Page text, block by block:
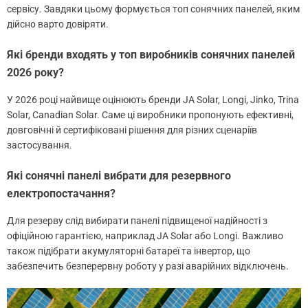
сервісу. Завдяки цьому формується топ сонячних панелей, яким
дійсно варто довіряти.
Які бренди входять у топ виробників сонячних панелей
2026 року?
У 2026 році найвище оцінюють бренди JA Solar, Longi, Jinko, Trina
Solar, Canadian Solar. Саме ці виробники пропонують ефективні,
довговічні й сертифіковані рішення для різних сценаріїв
застосування.
Які сонячні панелі вибрати для резервного
електропостачання?
Для резерву слід вибирати панелі підвищеної надійності з
офіційною гарантією, наприклад JA Solar або Longi. Важливо
також підібрати акумуляторні батареї та інвертор, що
забезпечить безперервну роботу у разі аварійних відключень.